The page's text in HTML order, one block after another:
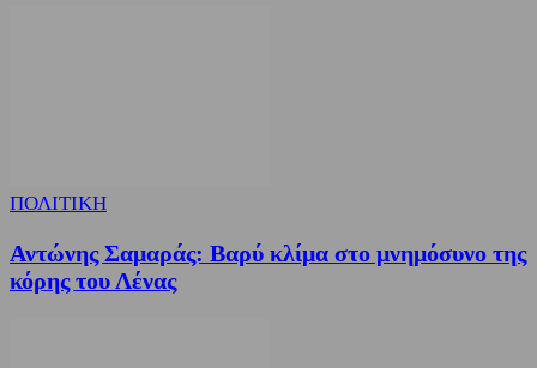
ΠΟΛΙΤΙΚΗ
Αντώνης Σαμαράς: Βαρύ κλίμα στο μνημόσυνο της
κόρης του Λένας